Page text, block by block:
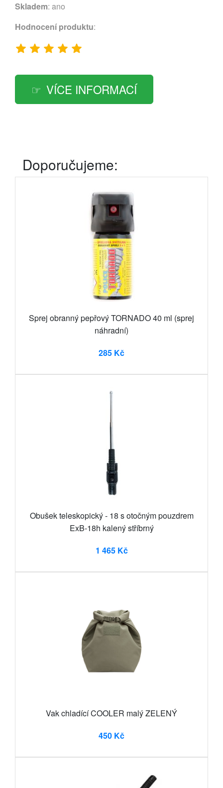
Skladem: ano
Hodnocení produktu:
VÍCE INFORMACÍ
Doporučujeme:
Sprej obranný pepřový TORNADO 40 ml (sprej
náhradní)
285 Kč
Obušek teleskopický - 18 s otočným pouzdrem
ExB-18h kalený stříbrný
1 465 Kč
Vak chladící COOLER malý ZELENÝ
450 Kč